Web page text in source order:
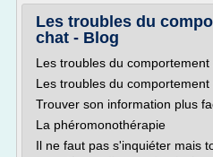
Les troubles du
chat - Blog
Les troubles du
Les troubles du
Trouver son information plus
La phéromonothérapie
Il ne faut pas s'inquiéter mais